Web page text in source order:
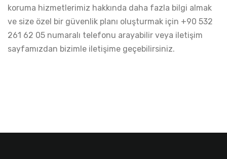
koruma hizmetlerimiz hakkında daha fazla bilgi almak
ve size özel bir güvenlik planı oluşturmak için +90 532
261 62 05 numaralı telefonu arayabilir veya iletişim
sayfamızdan bizimle iletişime geçebilirsiniz.